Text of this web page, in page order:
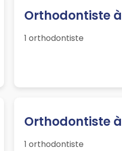
Orthodontiste
1 orthodontiste
Orthodontiste
1 orthodontiste